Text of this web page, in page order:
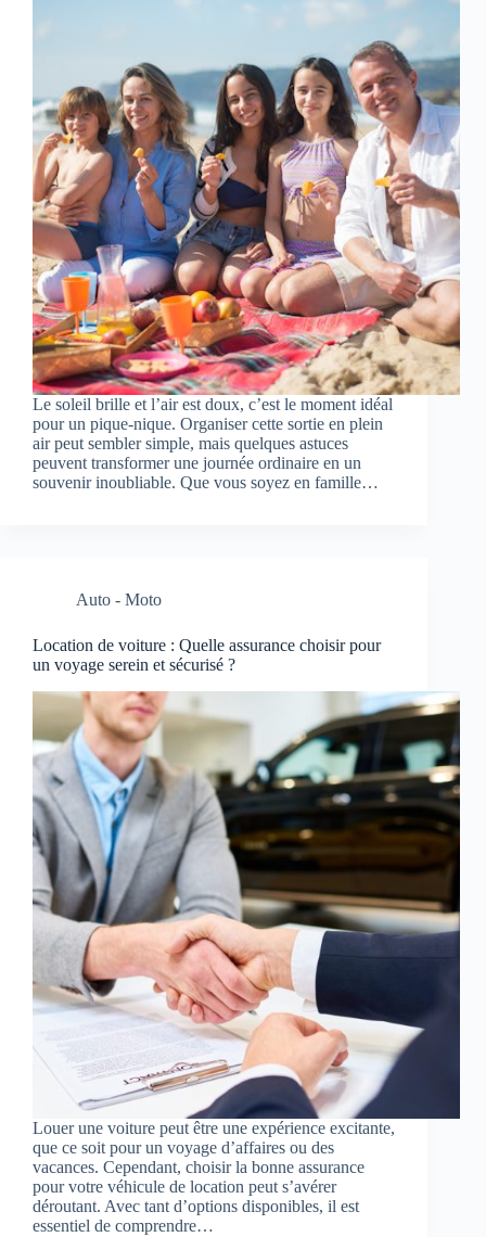
Le soleil brille et l’air est doux, c’est le moment idéal
pour un pique-nique. Organiser cette sortie en plein
air peut sembler simple, mais quelques astuces
peuvent transformer une journée ordinaire en un
souvenir inoubliable. Que vous soyez en famille…
Auto - Moto
Location de voiture : Quelle assurance choisir pour
un voyage serein et sécurisé ?
Louer une voiture peut être une expérience excitante,
que ce soit pour un voyage d’affaires ou des
vacances. Cependant, choisir la bonne assurance
pour votre véhicule de location peut s’avérer
déroutant. Avec tant d’options disponibles, il est
essentiel de comprendre…